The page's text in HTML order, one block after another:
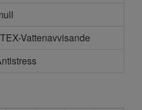
Vattenavvisande